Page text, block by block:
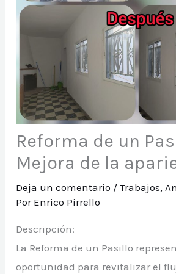
Reforma de un
Mejora de la
Deja un comentario /Trabajos,
Por Enrico Pirrello
Descripción:
La Reforma de un Pasillo
oportunidad para revitalizar el